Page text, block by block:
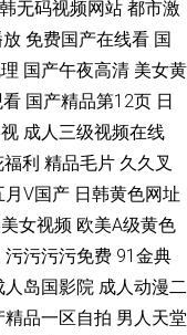
无码视频网站 都市激
免费国产在线看 国
国产午夜高清 美女黄
看 国产精品第12页 日
成人三级视频在线
利 精品毛片 久久叉
月V国产 日韩黄色网址
女视频 欧美A级黄色
污污污污免费 91金典
人岛国影院 成人动漫二
精品一区自拍 男人天堂